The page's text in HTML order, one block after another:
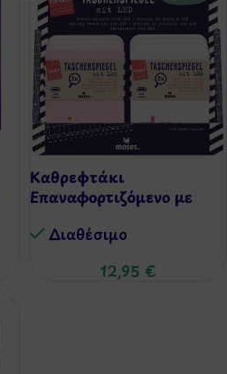
Καθρεφτάκι
Επαναφορτιζόμενο με
Διαθέσιμo
12,95 €